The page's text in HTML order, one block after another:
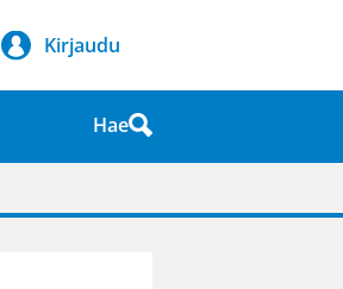
Kirjaudu
Hae